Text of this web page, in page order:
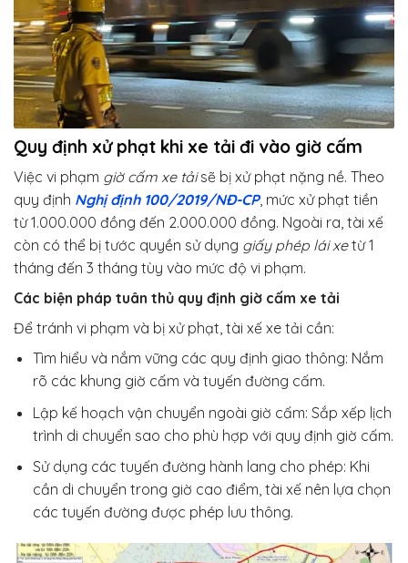
Quy định xử phạt khi xe tải đi vào giờ cấm
Việc vi phạm giờ cấm xe tảisẽ bị xử phạt nặng nề. Theo
quy định Nghị định 100/2019/NĐ-CP, mức xử phạt tiền
từ 1.000.000 đồng đến 2.000.000 đồng. Ngoài ra, tài xế
còn có thể bị tước quyền sử dụng giấy phép lái xetừ 1
tháng đến 3 tháng tùy vào mức độ vi phạm.
Các biện pháp tuân thủ quy định giờ cấm xe tải
Để tránh vi phạm và bị xử phạt, tài xế xe tải cần:
Tìm hiểu và nắm vững các quy định giao thông: Nắm
rõ các khung giờ cấm và tuyến đường cấm.
Lập kế hoạch vận chuyển ngoài giờ cấm: Sắp xếp lịch
trình di chuyển sao cho phù hợp với quy định giờ cấm.
Sử dụng các tuyến đường hành lang cho phép: Khi
cần di chuyển trong giờ cao điểm, tài xế nên lựa chọn
các tuyến đường được phép lưu thông.